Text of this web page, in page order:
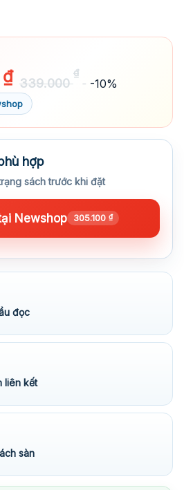
₫ 339.000
₫
-10%
hợp
sách trước khi đặt
Newshop 305.100 ₫
đọc
liên kết
sàn